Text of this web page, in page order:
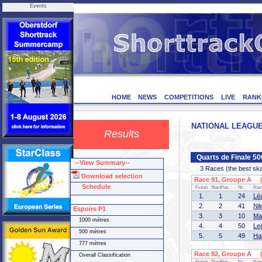
Events
HOME NEWS COMPETITIONS LIVE
Results
NATIONAL
Quarts de Finale
3 Races (the best
Race 91, Groupe A
Finish StartPos. Nr.
1. 1 24
2.
2 41
3.
3 10
4.
4 50
5.
5 49
Race 92, Groupe A
--View Summary--
Download selection
Schedule
Espoirs P1
1000 mètres
500 mètres
777 mètres
Overall Classification